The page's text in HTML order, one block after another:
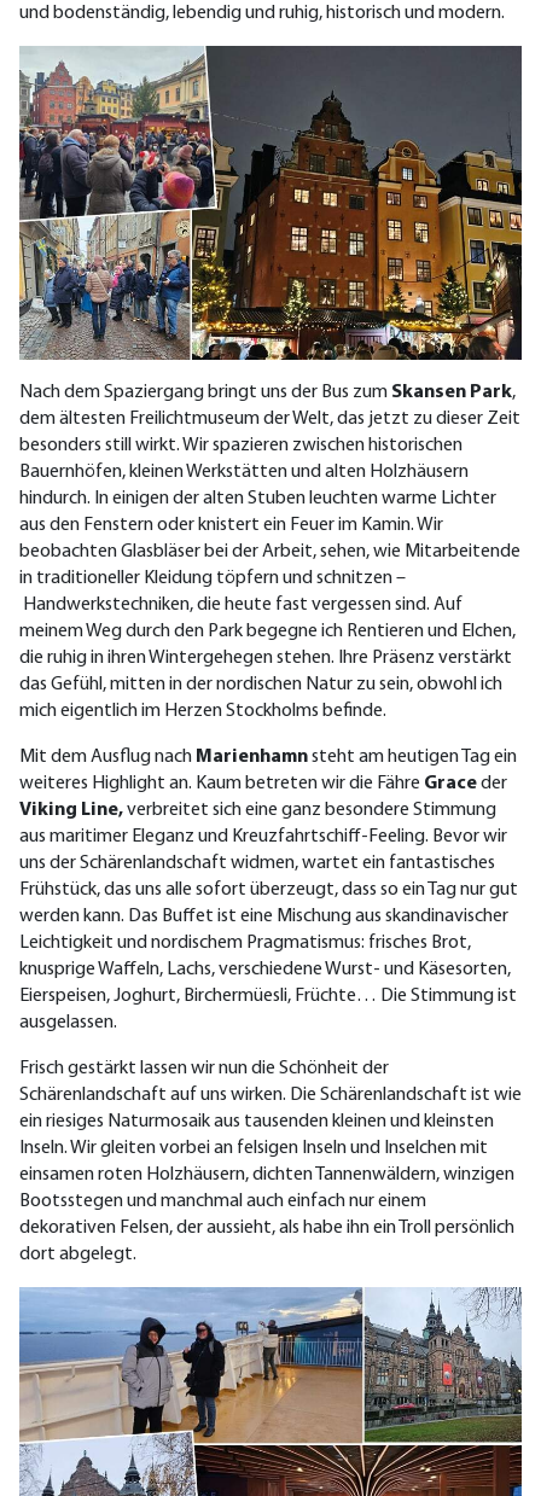
und bodenständig, lebendig und ruhig, historisch und modern.
Nach dem Spaziergang bringt uns der Bus zum Skansen Park,
dem ältesten Freilichtmuseum der Welt, das jetzt zu dieser Zeit
besonders still wirkt. Wir spazieren zwischen historischen
Bauernhöfen, kleinen Werkstätten und alten Holzhäusern
hindurch. In einigen der alten Stuben leuchten warme Lichter
aus den Fenstern oder knistert ein Feuer im Kamin. Wir
beobachten Glasbläser bei der Arbeit, sehen, wie Mitarbeitende
in traditioneller Kleidung töpfern und schnitzen –
Handwerkstechniken, die heute fast vergessen sind. Auf
meinem Weg durch den Park begegne ich Rentieren und Elchen,
die ruhig in ihren Wintergehegen stehen. Ihre Präsenz verstärkt
das Gefühl, mitten in der nordischen Natur zu sein, obwohl ich
mich eigentlich im Herzen Stockholms befinde.
Mit dem Ausflug nach Marienhamnsteht am heutigen Tag ein
weiteres Highlight an. Kaum betreten wir die Fähre Graceder
Viking Line,verbreitet sich eine ganz besondere Stimmung
aus maritimer Eleganz und Kreuzfahrtschiff-Feeling. Bevor wir
uns der Schärenlandschaft widmen, wartet ein fantastisches
Frühstück, das uns alle sofort überzeugt, dass so ein Tag nur gut
werden kann. Das Buffet ist eine Mischung aus skandinavischer
Leichtigkeit und nordischem Pragmatismus: frisches Brot,
knusprige Waffeln, Lachs, verschiedene Wurst- und Käsesorten,
Eierspeisen, Joghurt, Birchermüesli, Früchte… Die Stimmung ist
ausgelassen.
Frisch gestärkt lassen wir nun die Schönheit der
Schärenlandschaft auf uns wirken. Die Schärenlandschaft ist wie
ein riesiges Naturmosaik aus tausenden kleinen und kleinsten
Inseln. Wir gleiten vorbei an felsigen Inseln und Inselchen mit
einsamen roten Holzhäusern, dichten Tannenwäldern, winzigen
Bootsstegen und manchmal auch einfach nur einem
dekorativen Felsen, der aussieht, als habe ihn ein Troll persönlich
dort abgelegt.